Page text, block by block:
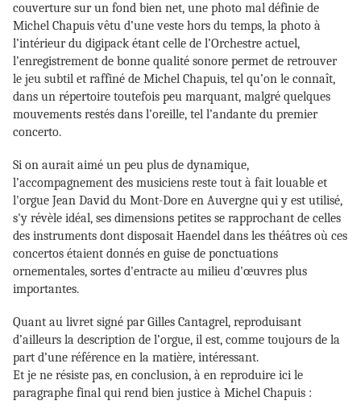
couverture sur un fond bien net, une photo mal définie de
Michel Chapuis vêtu d’une veste hors du temps, la photo à
l’intérieur du digipack étant celle de l’Orchestre actuel,
l’enregistrement de bonne qualité sonore permet de retrouver
le jeu subtil et raffiné de Michel Chapuis, tel qu’on le connaît,
dans un répertoire toutefois peu marquant, malgré quelques
mouvements restés dans l’oreille, tel l’andante du premier
concerto.
Si on aurait aimé un peu plus de dynamique,
l’accompagnement des musiciens reste tout à fait louable et
l'orgue Jean David du Mont-Dore en Auvergne qui y est utilisé,
s'y révèle idéal, ses dimensions petites se rapprochant de celles
des instruments dont disposait Haendel dans les théâtres où ces
concertos étaient donnés en guise de ponctuations
ornementales, sortes d'entracte au milieu d'œuvres plus
importantes.
Quant au livret signé par Gilles Cantagrel, reproduisant
d’ailleurs la description de l’orgue, il est, comme toujours de la
part d’une référence en la matière, intéressant.
Et je ne résiste pas, en conclusion, à en reproduire ici le
paragraphe final qui rend bien justice à Michel Chapuis :